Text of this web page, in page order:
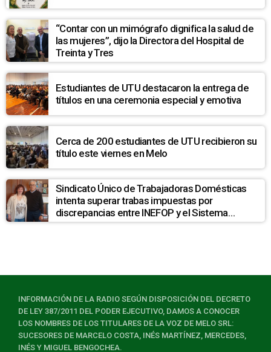
“Contar con un mimógrafo dignifica la salud de
las mujeres”, dijo la Directora del Hospital de
Treinta y Tres
Estudiantes de UTU destacaron la entrega de
títulos en una ceremonia especial y emotiva
Cerca de 200 estudiantes de UTU recibieron su
título este viernes en Melo
Sindicato Único de Trabajadoras Domésticas
intenta superar trabas impuestas por
discrepancias entre INEFOP y el Sistema
Nacional de Cuidados
INFORMACIÓN DE LA RADIO SEGÚN DISPOSICIÓN DEL DECRETO
DE LEY 387/2011 DEL PODER EJECUTIVO, DAMOS A CONOCER
LOS NOMBRES DE LOS TITULARES DE LA VOZ DE MELO SRL:
SUCESORES DE MARCELO COSTA, INÉS MARTÍNEZ, MERCEDES,
INÉS Y MIGUEL BENGOCHEA.